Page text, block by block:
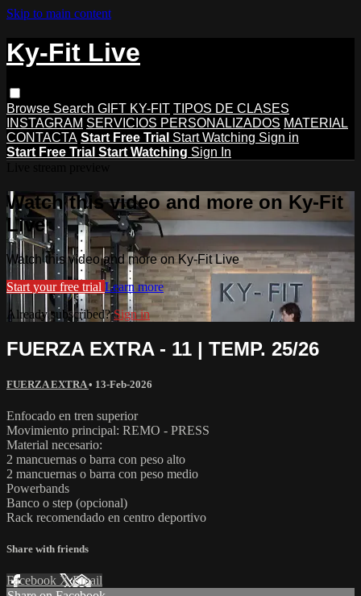
Skip to main content
Ky-Fit Live
Browse Search GIFT KY-FIT TIPOS DE CLASES
INSTAGRAM SERVICIOS PERSONALIZADOS MATERIAL
CONTACTA Start Free Trial Start Watching Sign in
Start Free Trial Start Watching Sign In
Watch this video and more on Ky-Fit
Live
Watch this video and more on Ky-Fit Live
Start your free trial Learn more
Already subscribed?Sign in
FUERZA EXTRA - 11 | TEMP. 25/26
FUERZA EXTRA• 13-Feb-2026
Enfocado en tren superior
Movimiento principal: REMO - PRESS
Material necesario:
2 mancuernas o barra con peso alto
2 mancuernas o barra con peso medio
Powerbands
Banco o step (opcional)
Rack recomendado en centro deportivo
Share with friends
Facebook XEmail